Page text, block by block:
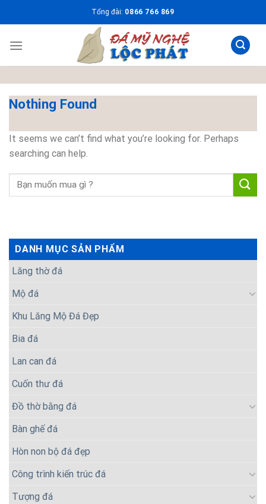
to
Tổng đài: 0866 766 869
Nothing Found
It seems we can’t find what you’re looking for. Perhaps
searching can help.
DANH MỤC SẢN PHẨM
Lăng thờ đá
Mộ đá
Khu Lăng Mộ Đá Đẹp
Bia đá
Lan can đá
Cuốn thư đá
Đồ thờ bằng đá
Bàn ghế đá
Hòn non bộ đá đẹp
Công trình kiến trúc đá
Tượng đá